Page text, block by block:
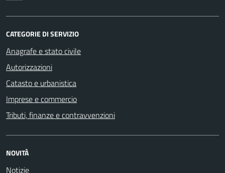
CATEGORIE DI SERVIZIO
Anagrafe e stato civile
Autorizzazioni
Catasto e urbanistica
Imprese e commercio
Tributi, finanze e contravvenzioni
NOVITÀ
Notizie